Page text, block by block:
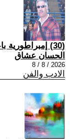
(30) إمبراطورية باعقيلوش الكلامية
الحسان عشاق
2026 / 8 / 8
الادب والفن